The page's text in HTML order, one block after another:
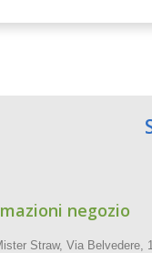
negozio
Straw, Via Belvedere,